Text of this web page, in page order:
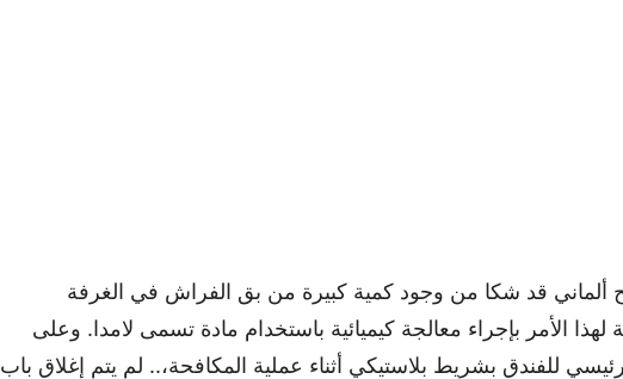
ألماني قد شكا من وجود كمية كبيرة من بق الفراش في الغرفة
لهذا الأمر بإجراء معالجة كيميائية باستخدام مادة تسمى لامدا. وعلى
للفندق بشريط بلاستيكي أثناء عملية المكافحة،.. لم يتم إغلاق باب